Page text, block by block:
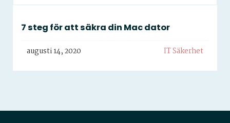
7 steg för att säkra din Mac dator
augusti 14, 2020 IT Säkerhet